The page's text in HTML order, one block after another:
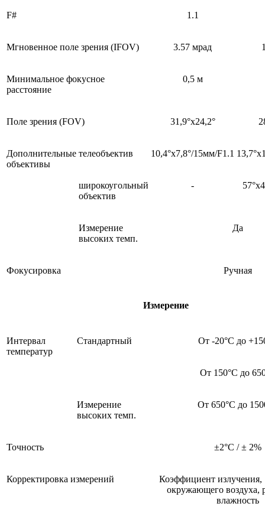
F# 1.1
Мгновенное поле зрения (IFOV) 3.57 мрад
Минимальное фокусное
расстояние
0,5 м
Поле зрения (FOV) 31,9°х24,2°
Дополнительные
объективы
телеобъектив 10,4°х7,8°/15мм/F1.1
широкоугольный
объектив
-
Измерение
высоких темп.
Да
Фокусировка Ручная
Измерение
Интервал
температур
Стандартный От -20°С до
От 150°С до
Измерение
высоких темп.
От 650°С до
Точность ±2°С / ± 2%
Корректировка измерений
Коэффициент излучения,
окружающего воздуха,
влажность